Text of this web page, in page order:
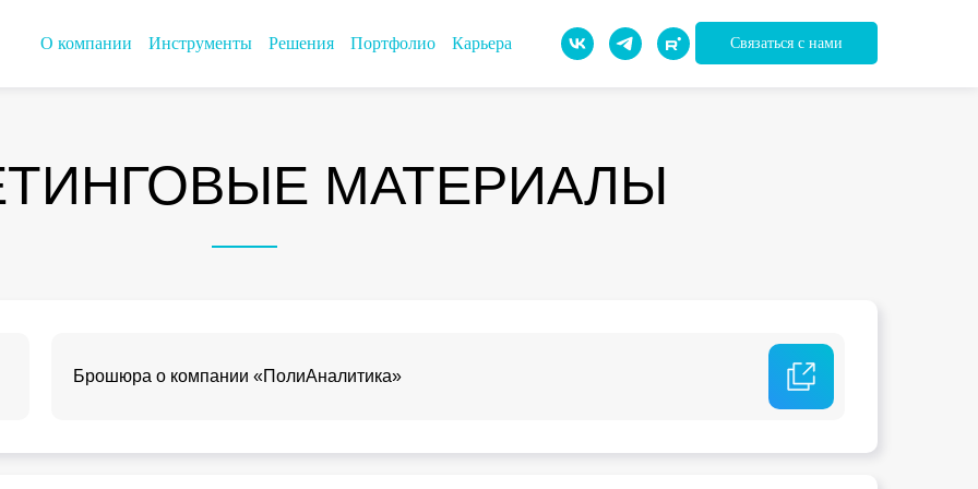
О компании Инструменты Решения Портфолио Карьера Связаться с нами
МАТЕРИАЛЫ
Брошюра о компании «ПолиАналитика»